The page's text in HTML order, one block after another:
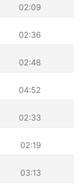
02:09
02:36
02:48
04:52
02:33
02:19
03:13